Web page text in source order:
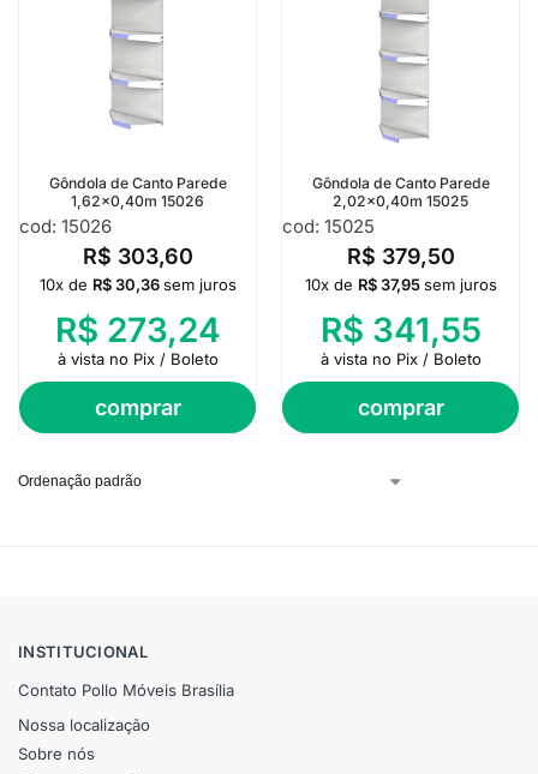
Gôndola de Canto Parede
1,62×0,40m 15026
cod: 15026
R$ 303,60
comprar
10x de R$30,36 sem juros
R$ 273,24
à vista no Pix / Boleto
Gôndola de Canto Parede
2,02×0,40m 15025
cod: 15025
R$ 379,50
comprar
10x de R$37,95 sem juros
R$ 341,55
à vista no Pix / Boleto
INSTITUCIONAL
Contato Pollo Móveis Brasília
Nossa localização
Sobre nós